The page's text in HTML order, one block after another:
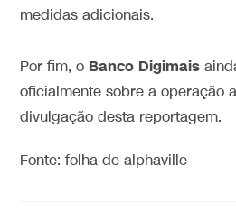
medidas adicionais.
Por fim, o Banco Digimais
oficialmente sobre a operação
divulgação desta reportagem.
Fonte: folha de alphaville